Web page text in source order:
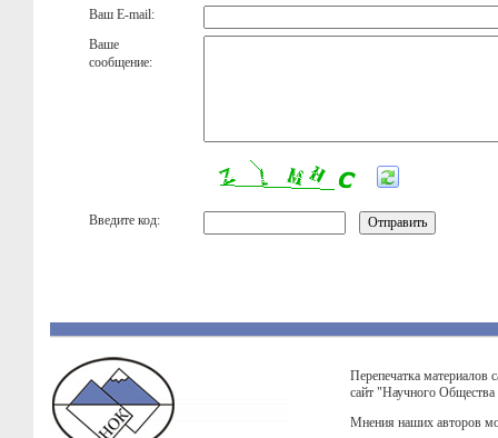
Ваш E-mail:
Ваше
сообщение:
Введите код:
Перепечатка материалов
сайт "Научного
Мнения наших авторов